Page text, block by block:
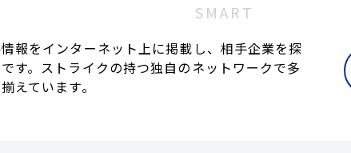
SMART
報をインターネット上に掲載し、相手企業を探
す。ストライクの持つ独自のネットワークで多
えています。